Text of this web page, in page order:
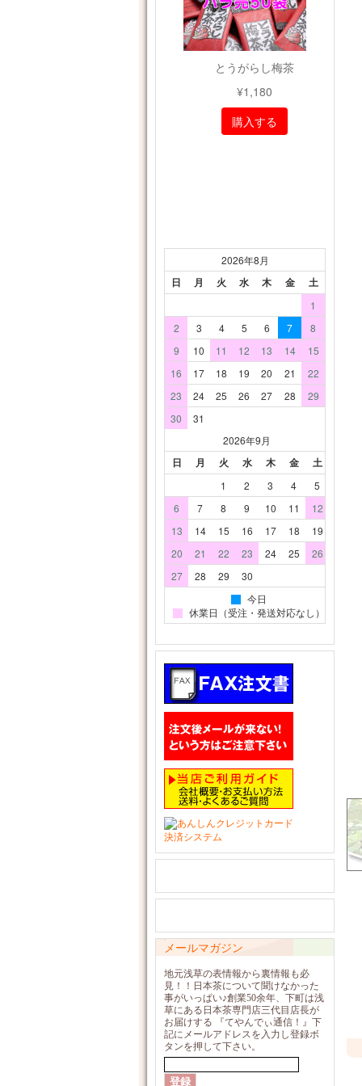
メールマガジン
地元浅草の表情報から裏情報も必
見！！日本茶について聞けなかった
事がいっぱい♪創業50余年、下町は浅
草にある日本茶専門店三代目店長が
お届けする 『てやんでぃ通信！』下
記にメールアドレスを入力し登録ボ
タンを押して下さい。